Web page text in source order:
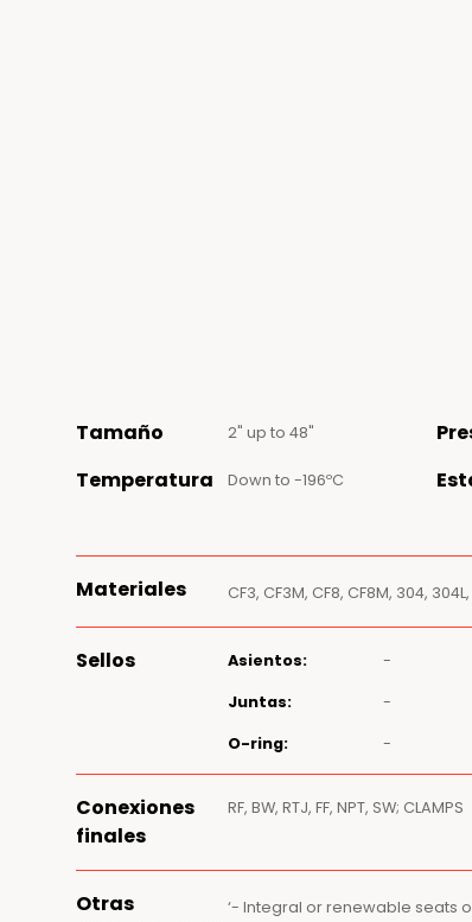
Tamaño 2" up to 48"
Temperatura Down to -196ºC
Materiales CF3, CF3M, CF8, CF8M, 304, 304L,
Sellos Asientos: -
Juntas: -
O-ring: -
Conexiones
finales
RF, BW, RTJ, FF, NPT, SW; CLAMPS
Otras
‘- Integral or renewable seats